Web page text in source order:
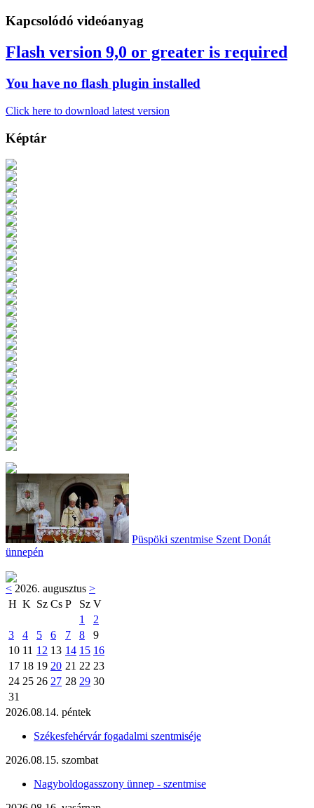
Kapcsolódó videóanyag
Flash version 9,0 or greater is required
You have no flash plugin installed
Click here to download latest version
Képtár
Püspöki szentmise Szent Donát
ünnepén
< 2026. augusztus >
H K Sz Cs P Sz V
1
2
3
4 5 6 7 8
9
10 11 12 13 14 15 16
17 18 19 20 21 22 23
24 25 26 27 28 29 30
31
2026.08.14. péntek
Székesfehérvár fogadalmi szentmiséje
2026.08.15. szombat
Nagyboldogasszony ünnep - szentmise